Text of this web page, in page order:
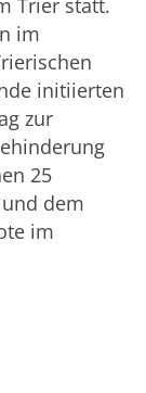
Trier statt.
im
initiierten
zur
25
dem
im